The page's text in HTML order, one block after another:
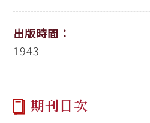
出版時間：
1943
期刊目次